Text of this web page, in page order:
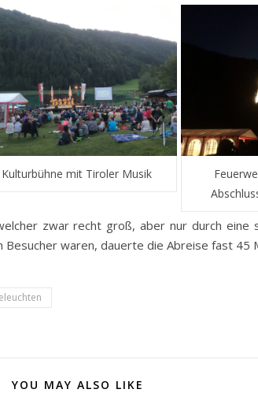
Kulturbühne mit Tiroler Musik
zwar recht groß, aber nur durch eine
waren, dauerte die Abreise fast 45
YOU MAY ALSO LIKE